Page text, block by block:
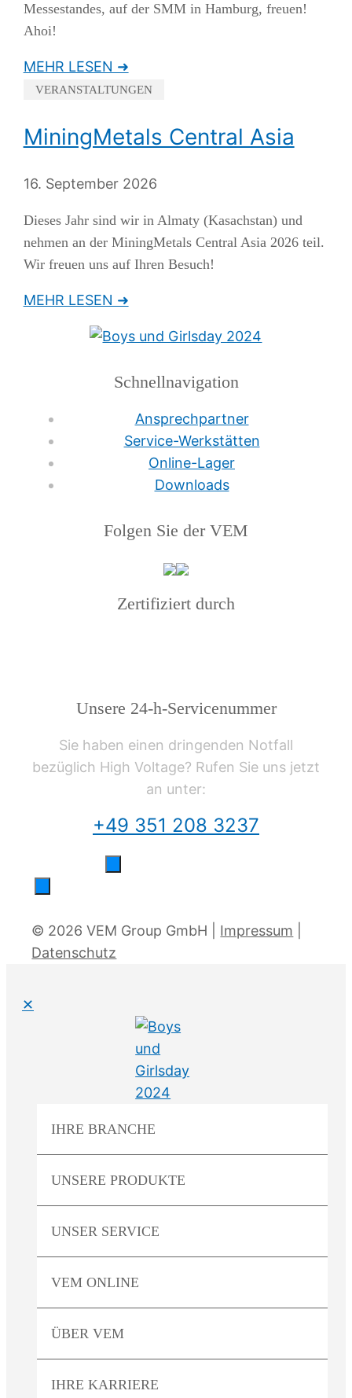
Messestandes, auf der SMM in Hamburg, freuen!
Ahoi!
MEHR LESEN ➜
VERANSTALTUNGEN
MiningMetals Central Asia
16. September 2026
Dieses Jahr sind wir in Almaty (Kasachstan) und
nehmen an der MiningMetals Central Asia 2026 teil.
Wir freuen uns auf Ihren Besuch!
MEHR LESEN ➜
Schnellnavigation
Ansprechpartner
Service-Werkstätten
Online-Lager
Downloads
Folgen Sie der VEM
Zertifiziert durch
Unsere 24-h-Servicenummer
Sie haben einen dringenden Notfall
bezüglich High Voltage? Rufen Sie uns jetzt
an unter:
+49 351 208 3237
© 2026 VEM Group GmbH | Impressum
Datenschutz
✕
IHRE BRANCHE
UNSERE PRODUKTE
UNSERSERVICE
VEMONLINE
ÜBERVEM
IHRE KARRIERE